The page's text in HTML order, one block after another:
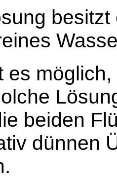
es
beiden
dünnen